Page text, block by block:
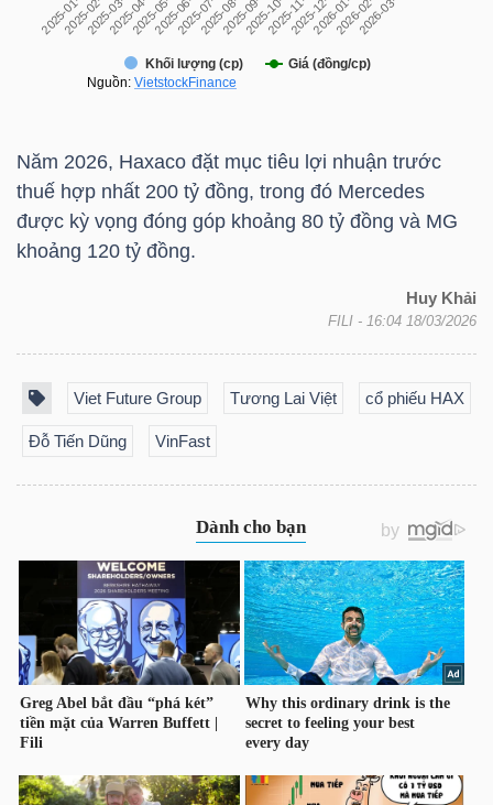
Năm 2026, Haxaco đặt mục tiêu lợi nhuận trước
thuế hợp nhất 200 tỷ đồng, trong đó Mercedes
được kỳ vọng đóng góp khoảng 80 tỷ đồng và MG
khoảng 120 tỷ đồng.
Huy Khải
FILI - 16:04 18/03/2026
Viet Future Group Tương Lai Việt cổ phiếu HAX
Đỗ Tiến Dũng VinFast
YẾU
DÙNG
THIẾT
YẾU
SÓC
SỨC
CHÍNH
NGHỆ